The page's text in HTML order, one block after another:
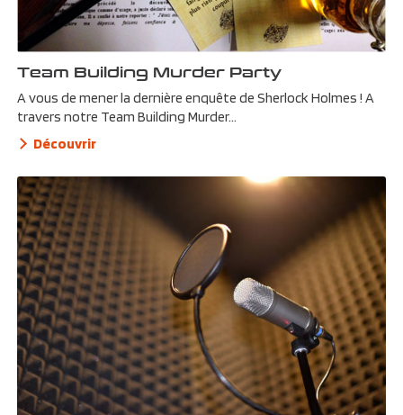
Team Building Murder Party
A vous de mener la dernière enquête de Sherlock Holmes ! A
travers notre Team Building Murder...
Découvrir